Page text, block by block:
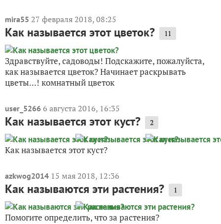
mira55 27 февраля 2018, 08:25
Как называется этот цветок? 11
Здравствуйте, садоводы! Подскажите, пожалуйста,
как называется цветок? Начинает раскрывать
цветы...! комнатный цветок
user_5266 6 августа 2016, 16:35
Как называется этот куст? 2
Как называется этот куст?
azkwog2014 15 мая 2018, 12:36
Как называются эти растения? 1
Помогите определить, что за растения?